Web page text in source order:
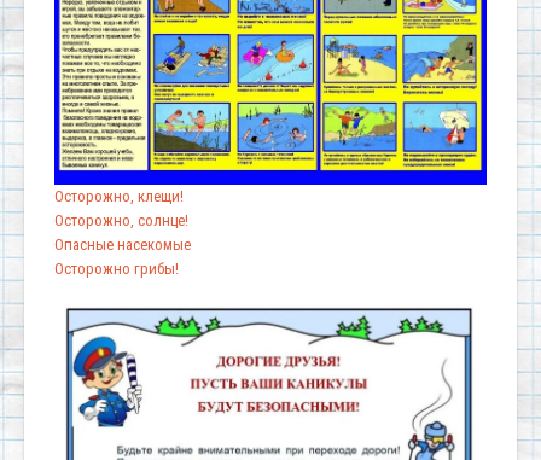
Осторожно, клещи!
Осторожно, солнце!
Опасные насекомые
Осторожно грибы!